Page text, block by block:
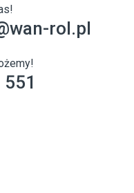
rol.pl